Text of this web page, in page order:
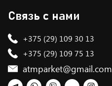
Связь с нами
+375 (29) 109 30 13
+375 (29) 109 75 13
atmparket@gmail.com